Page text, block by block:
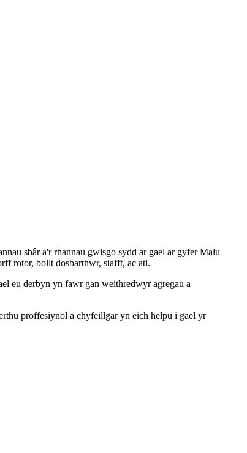
sbâr a'r rhannau gwisgo sydd ar gael ar gyfer Malu
rotor, bollt dosbarthwr, siafft, ac ati.
eu derbyn yn fawr gan weithredwyr agregau a
proffesiynol a chyfeillgar yn eich helpu i gael yr